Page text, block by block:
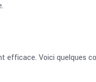
efficace. Voici quelques